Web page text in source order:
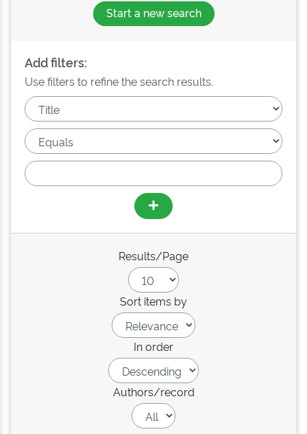
Start a new search
Add filters:
Use filters to refine the search results.
Results/Page
Sort items by
In order
Authors/record